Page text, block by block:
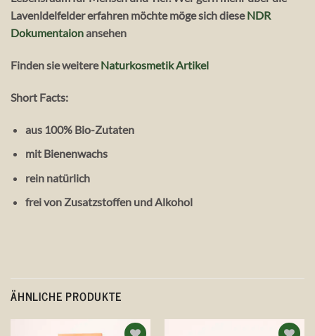
Lavenldelfelder erfahren möchte möge sich dieseNDR
Dokumentaionansehen
Finden sie weitereNaturkosmetik Artikel
Short Facts:
aus 100% Bio-Zutaten
mit Bienenwachs
rein natürlich
frei von Zusatzstoffen und Alkohol
ÄHNLICHE PRODUKTE